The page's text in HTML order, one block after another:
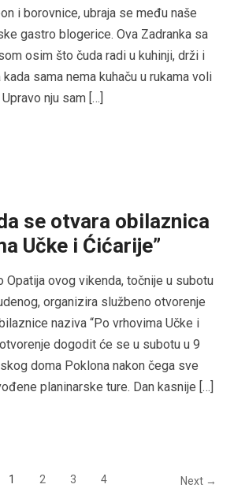
i borovnice, ubraja se među naše
gastro blogerice. Ova Zadranka sa
osim što čuda radi u kuhinji, drži i
kada sama nema kuhaču u rukama voli
nju sam […]
se otvara obilaznica
Učke i Ćićarije”
Opatija ovog vikenda, točnije u subotu
organizira službeno otvorenje
naziva “Po vrhovima Učke i
dogodit će se u subotu u 9
doma Poklona nakon čega sve
planinarske ture. Dan kasnije […]
1 2 3 4 Next →